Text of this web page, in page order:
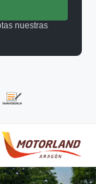
nuestras